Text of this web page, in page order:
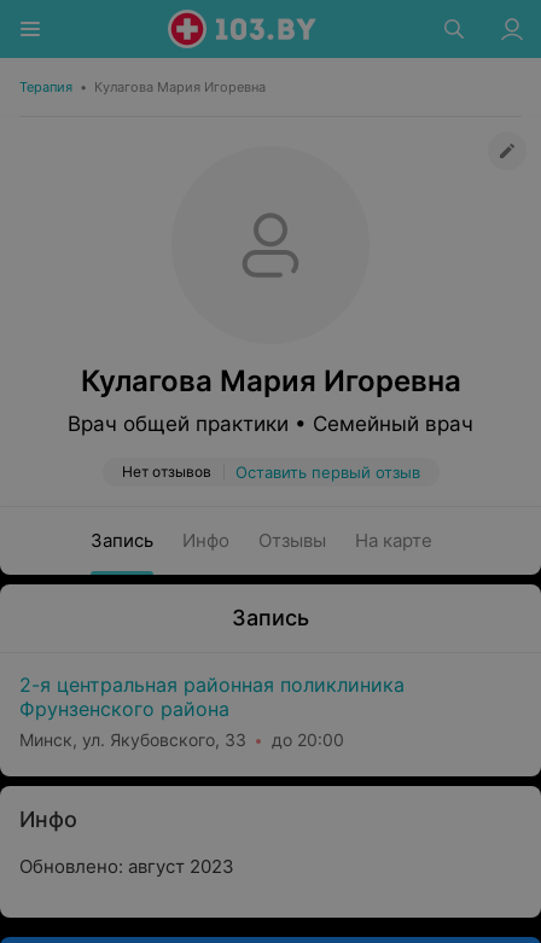
Терапия • Кулагова Мария Игоревна
Кулагова Мария Игоревна
Врач общей практики • Семейный врач
Нет отзывов Оставить первый отзыв
Запись Инфо Отзывы На карте
Запись
2-я центральная районная поликлиника
Фрунзенского района
Минск, ул. Якубовского, 33 до 20:00
Инфо
Обновлено: август 2023